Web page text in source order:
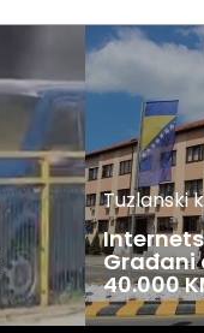
Tuzlanski
Građani
40.000